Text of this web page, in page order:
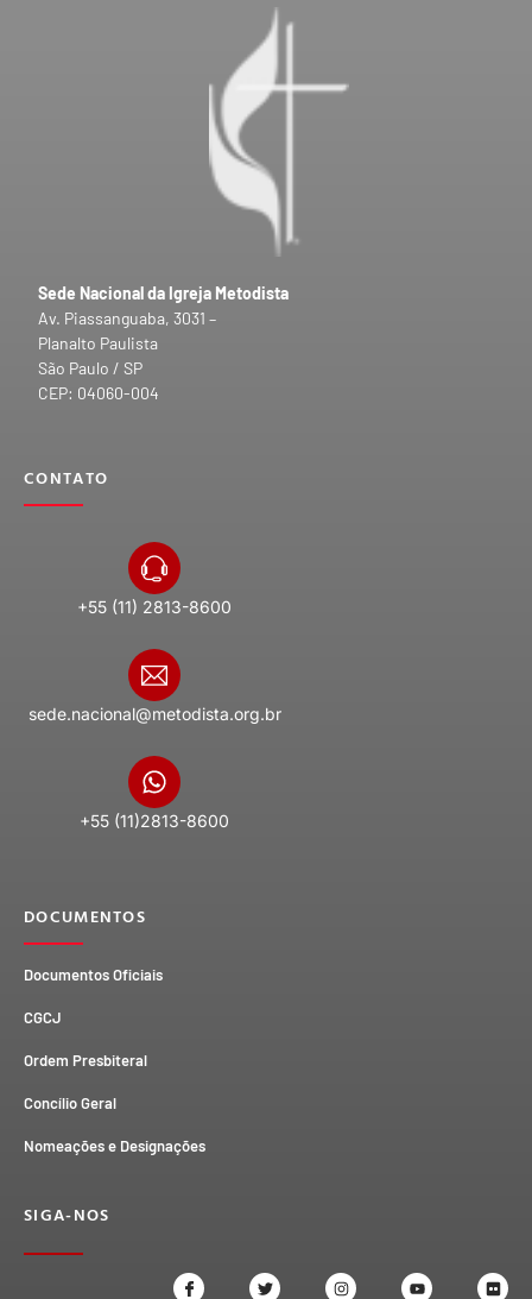
Sede Nacional da Igreja Metodista
Av. Piassanguaba, 3031 –
Planalto Paulista
São Paulo / SP
CEP: 04060-004
CONTATO
+55 (11) 2813-8600
sede.nacional@metodista.org.br
+55 (11)2813-8600
DOCUMENTOS
Documentos Oficiais
CGCJ
Ordem Presbiteral
Concílio Geral
Nomeações e Designações
SIGA-NOS